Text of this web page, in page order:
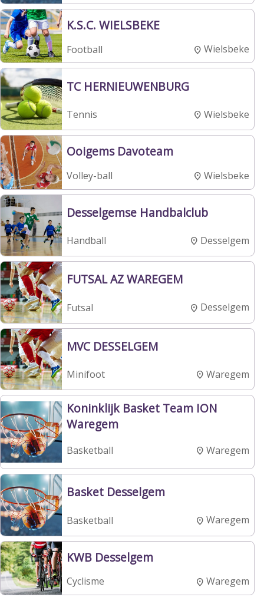
K.S.C. WIELSBEKE
Football Wielsbeke
TC HERNIEUWENBURG
Tennis Wielsbeke
Ooigems Davoteam
Volley-ball Wielsbeke
Desselgemse Handbalclub
Handball Desselgem
FUTSAL AZ WAREGEM
Futsal Desselgem
MVC DESSELGEM
Minifoot Waregem
Koninklijk Basket Team ION
Waregem
Basketball Waregem
Basket Desselgem
Basketball Waregem
KWB Desselgem
Cyclisme Waregem